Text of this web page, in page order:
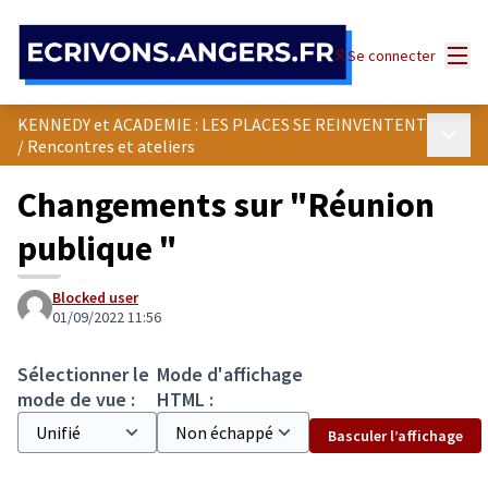
Se connecter
KENNEDY et ACADEMIE : LES PLACES SE REINVENTENT
/ Rencontres et ateliers
Changements sur "Réunion
publique "
Blocked user
01/09/2022 11:56
Sélectionner le
mode de vue :
Mode d'affichage
HTML :
Basculer l’affichage